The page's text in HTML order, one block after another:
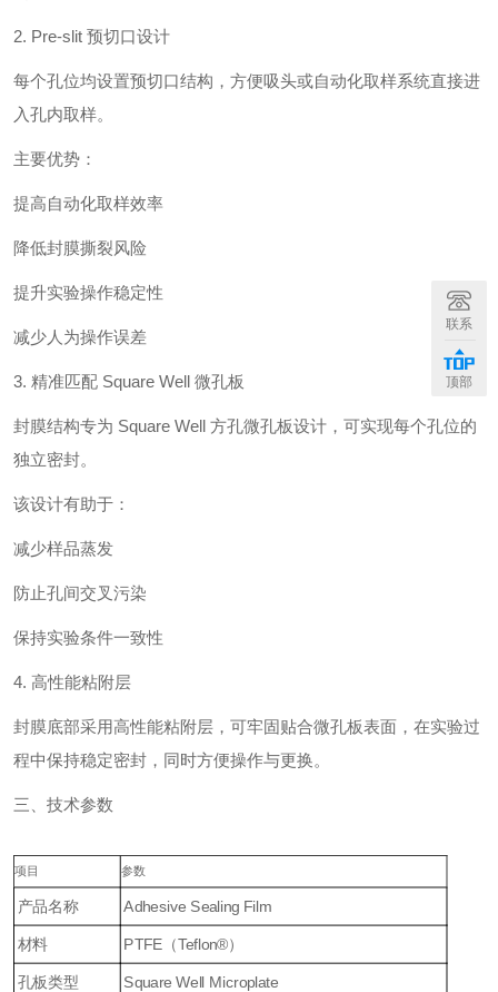
2. Pre-slit 预切口设计
每个孔位均设置预切口结构，方便吸头或自动化取样系统直接进
入孔内取样。
主要优势：
提高自动化取样效率
降低封膜撕裂风险
提升实验操作稳定性
减少人为操作误差
3. 精准匹配 Square Well 微孔板
封膜结构专为 Square Well 方孔微孔板设计，可实现每个孔位的
独立密封。
该设计有助于：
减少样品蒸发
防止孔间交叉污染
保持实验条件一致性
4. 高性能粘附层
封膜底部采用高性能粘附层，可牢固贴合微孔板表面，在实验过
程中保持稳定密封，同时方便操作与更换。
三、技术参数
项目 参数
产品名称 Adhesive Sealing Film
材料 PTFE（Teflon®）
孔板类型 Square Well Microplate
联系
顶部